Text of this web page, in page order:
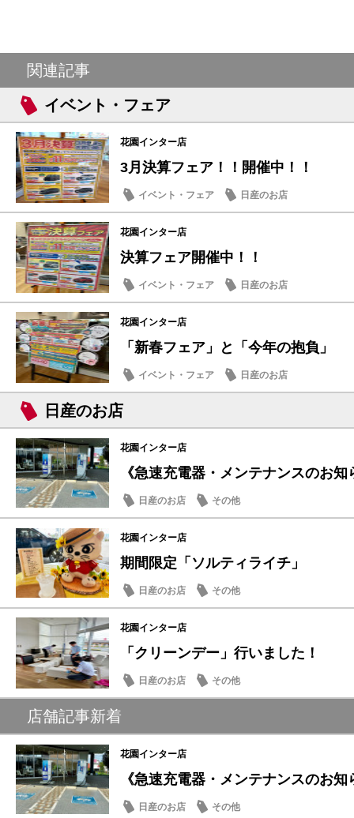
関連記事
イベント・フェア
花園インター店
3月決算フェア！！開催中！！
イベント・フェア 日産のお店
花園インター店
決算フェア開催中！！
イベント・フェア 日産のお店
花園インター店
「新春フェア」と「今年の抱負」
イベント・フェア 日産のお店
日産のお店
花園インター店
《急速充電器・メンテナンスのお知
日産のお店 その他
花園インター店
期間限定「ソルティライチ」
日産のお店 その他
花園インター店
「クリーンデー」行いました！
日産のお店 その他
店舗記事新着
花園インター店
《急速充電器・メンテナンスのお知
日産のお店 その他